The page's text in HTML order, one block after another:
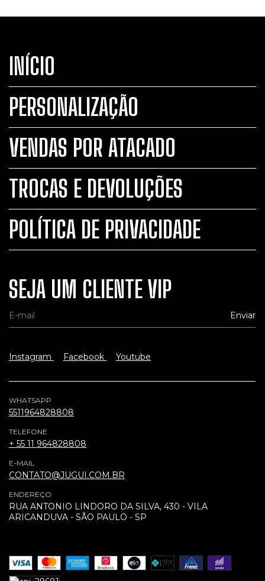
INÍCIO
PERSONALIZAÇÃO
VENDAS POR ATACADO
TROCAS E DEVOLUÇÕES
POLÍTICA DE PRIVACIDADE
SEJA UM CLIENTE VIP
Instagram Facebook Youtube
WHATSAPP
5511964828808
TELEFONE
+ 55 11 964828808
E-MAIL
CONTATO@JUGUI.COM.BR
ENDEREÇO
RUA ANTONIO LINDORO DA SILVA, 430 - VILA
ARICANDUVA - SÃO PAULO - SP